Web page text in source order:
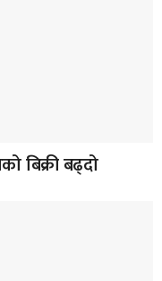
बिक्री बढ्दो